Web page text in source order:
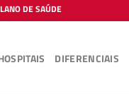
DE SAÚDE
DIFERENCIAIS